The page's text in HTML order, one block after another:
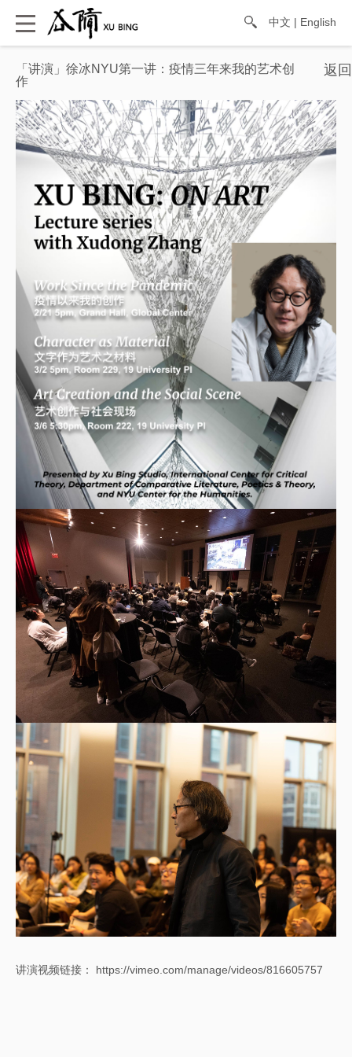
中文 | English
「讲演」徐冰NYU第一讲：疫情三年来我的艺术创
作
讲演视频链接： https://vimeo.com/manage/videos/816605757